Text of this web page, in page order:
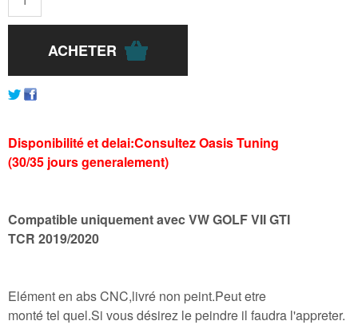
Disponibilité et delai:Consultez Oasis Tuning
(30/35 jours generalement)
Compatible uniquement avec VW GOLF VII GTI
TCR 2019/2020
Elément en abs CNC,livré non peint.Peut etre
monté tel quel.Si vous désirez le peindre il faudra l'appreter.